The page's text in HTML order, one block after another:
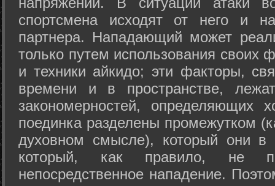
спортсмена исходят от него и
партнера. Нападающий может
только путем использования своих
и техники айкидо; эти факторы,
времени и в пространстве,
закономерностей, определяющих
поединка разделены промежутком
духовном смысле), который они в
который, как правило, не
непосредственное нападение.